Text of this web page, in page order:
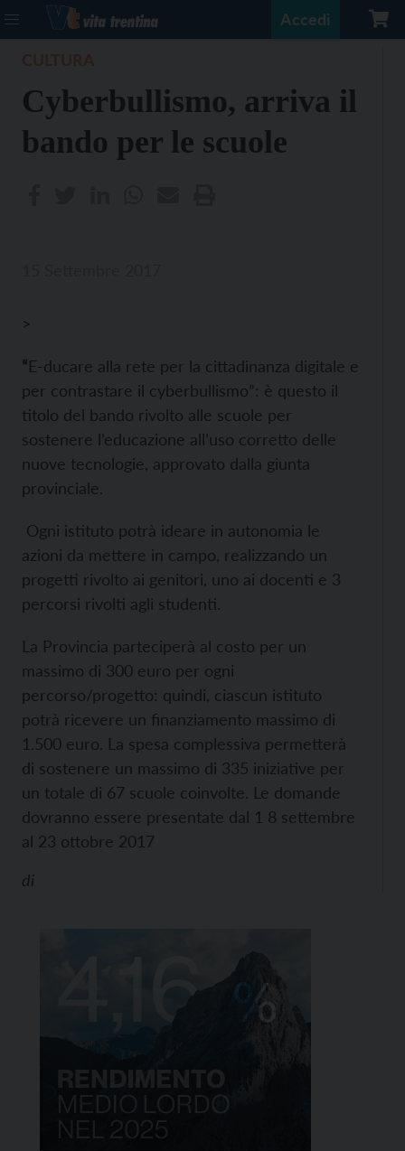
Accedi
Cyberbullismo, arriva il
bando per le scuole
>
“E-ducare alla rete per la cittadinanza digitale e
per contrastare il cyberbullismo”: è questo il
titolo del bando rivolto alle scuole per
sostenere l’educazione all’uso corretto delle
nuove tecnologie, approvato dalla giunta
provinciale.
Ogni istituto potrà ideare in autonomia le
azioni da mettere in campo, realizzando un
progetti rivolto ai genitori, uno ai docenti e 3
percorsi rivolti agli studenti.
La Provincia parteciperà al costo per un
massimo di 300 euro per ogni
percorso/progetto: quindi, ciascun istituto
potrà ricevere un finanziamento massimo di
1.500 euro. La spesa complessiva permetterà
di sostenere un massimo di 335 iniziative per
un totale di 67 scuole coinvolte. Le domande
dovranno essere presentate dal 1 8 settembre
al 23 ottobre 2017
di